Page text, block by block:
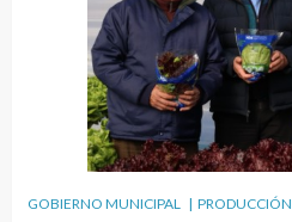
GOBIERNO MUNICIPAL | PRODUCCIÓN